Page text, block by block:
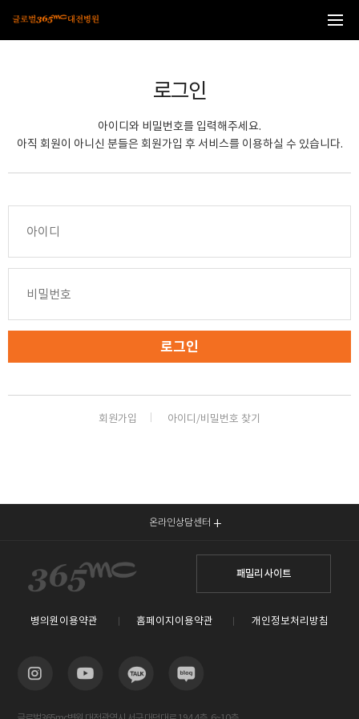
로그인
아이디와 비밀번호를 입력해주세요.
아직 회원이 아니신 분들은 회원가입 후 서비스를 이용하실 수 있습니다.
로그인
회원가입 아이디/비밀번호 찾기
온라인상담센터
패밀리 사이트
병의원이용약관 홈페이지이용약관 개인정보처리방침